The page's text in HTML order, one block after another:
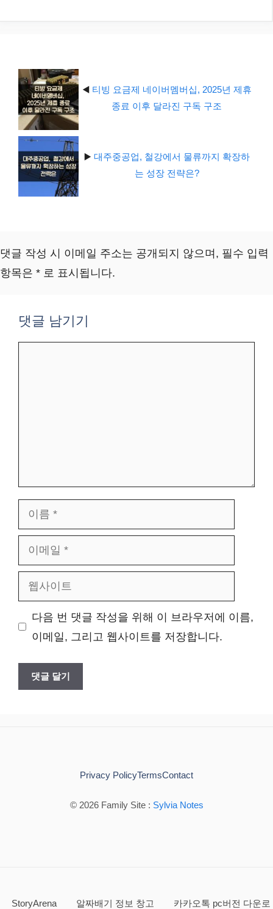
◀️ 티빙 요금제 네이버멤버십, 2025년 제휴
종료 이후 달라진 구독 구조
▶️ 대주중공업, 철강에서 물류까지 확장하
는 성장 전략은?
댓글 작성 시 이메일 주소는 공개되지 않으며, 필수 입력
항목은 * 로 표시됩니다.
댓글 남기기
름
메
사
다음 번 댓글 작성을 위해 이 브라우저에 이름,
이메일, 그리고 웹사이트를 저장합니다.
© 2026 Family Site : Sylvia Notes
Privacy PolicyTermsContact
StoryArena 알짜배기 정보 창고 카카오톡 pc버전 다운로